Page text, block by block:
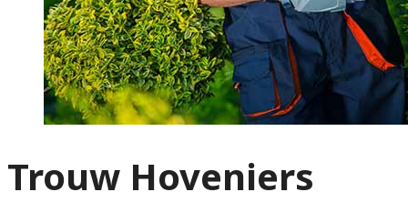
Trouw Hoveniers